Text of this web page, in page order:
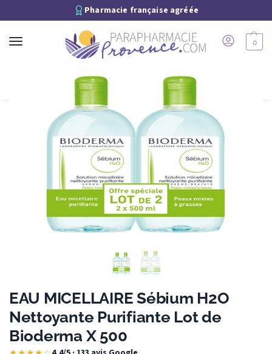
Pharmacie française agréée
0
EAU MICELLAIRE Sébium H2O
Nettoyante Purifiante Lot de
Bioderma X 500